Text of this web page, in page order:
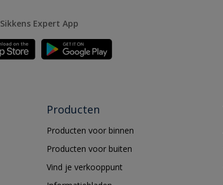
Sikkens Expert App
Producten
Producten voor binnen
Producten voor buiten
Vind je verkooppunt